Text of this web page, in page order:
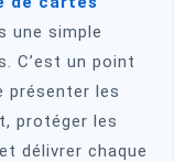
une simple
C’est un point
présenter les
protéger les
délivrer chaque